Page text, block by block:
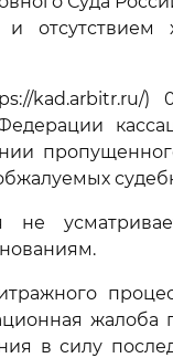
отсутствием
kad.arbitr.ru/)
не
жалоба
в силу